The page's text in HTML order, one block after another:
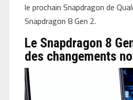
le prochain Snapdragon de
Snapdragon 8 Gen 2.
Le Snapdragon 8
des changements